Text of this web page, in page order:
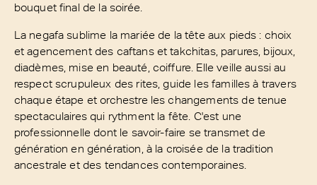
bouquet final de la soirée.
La negafa sublime la mariée de la tête aux pieds : choix
et agencement des caftans et takchitas, parures, bijoux,
diadèmes, mise en beauté, coiffure. Elle veille aussi au
respect scrupuleux des rites, guide les familles à travers
chaque étape et orchestre les changements de tenue
spectaculaires qui rythment la fête. C'est une
professionnelle dont le savoir-faire se transmet de
génération en génération, à la croisée de la tradition
ancestrale et des tendances contemporaines.